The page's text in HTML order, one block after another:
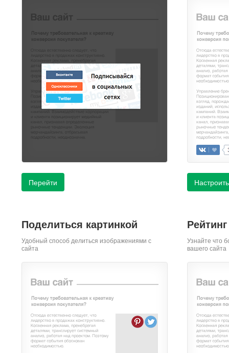
Перейти Настроить
Поделиться картинкой
Удобный способ делиться изображениями с
сайта
Узнайте что
вашего сайта